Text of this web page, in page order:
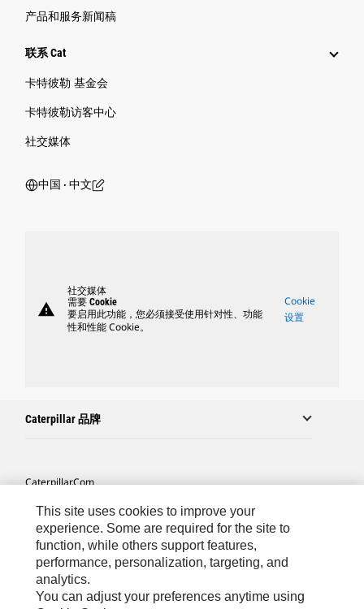
产品和服务新闻稿
联系 Cat
卡特彼勒 基金会
卡特彼勒访客中心
社交媒体
中国 ‧ 中文
warning
社交媒体
需要 Cookie
要启用此功能，您必须接受使用针对性、功能
性和性能 Cookie。
Cookie
设置
Caterpillar 品牌
Caterpillar.com
联系 Caterpillar
站点地图
Cookie Settings
法律
This site uses cookies to improve your
experience. Some are required for the site to
function, while others support features,
performance, personalization, targeting, and
analytics.
You can adjust your preferences anytime using